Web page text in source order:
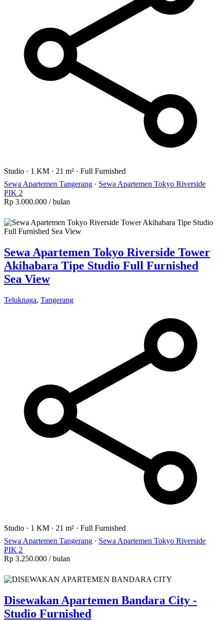
Studio · 1 KM · 21 m² · Full Furnished
Sewa Apartemen Tangerang · Sewa Apartemen Tokyo Riverside
PIK 2
Rp 3.000.000 / bulan
Sewa Apartemen Tokyo Riverside Tower
Akihabara Tipe Studio Full Furnished
Sea View
Teluknaga, Tangerang
Studio · 1 KM · 21 m² · Full Furnished
Sewa Apartemen Tangerang · Sewa Apartemen Tokyo Riverside
PIK 2
Rp 3.250.000 / bulan
Disewakan Apartemen Bandara City -
Studio Furnished